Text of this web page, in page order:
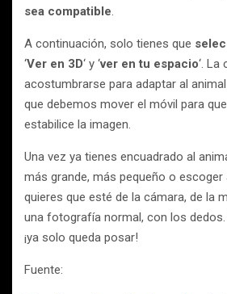
sea compatible.
A continuación, solo tienes que
‘Ver en 3D‘ y ‘ver en tu espacio‘.
acostumbrarse para adaptar al
que debemos mover el móvil para
estabilice la imagen.
Una vez ya tienes encuadrado al
más grande, más pequeño o escoger
quieres que esté de la cámara, de la
una fotografía normal, con los
¡ya solo queda posar!
Fuente: